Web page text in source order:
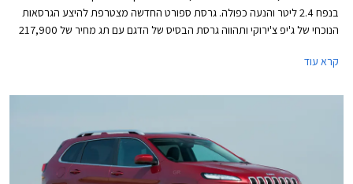
בנפח 2.4 ליטר והנעה כפולה. גרסת ספורט החדשה מצטרפת להיצע הגרסאות
הנוכחי של ג'יפ צ'ירוקי ותהווה גרסת הבסיס של הדגם עם תג מחיר של 217,900
היבואנית המקבילה שהחלה לשווק את ג'יפ צ'ירוקי עם יחידת הנעה זהה במחיר
קרא עוד